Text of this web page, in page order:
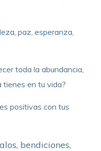
paz, esperanza,
toda la abundancia,
tienes en tu vida?
positivas con tus
bendiciones,